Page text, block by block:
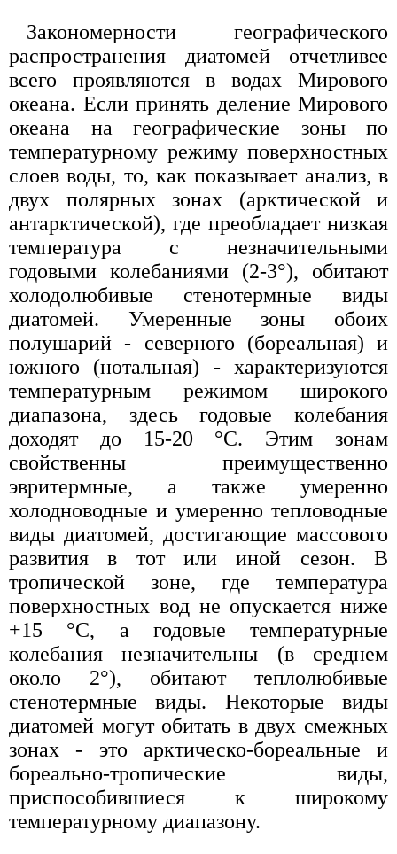
Закономерности географического
распространения диатомей отчетливее
всего проявляются в водах Мирового
океана. Если принять деление Мирового
океана на географические зоны по
температурному режиму поверхностных
слоев воды, то, как показывает анализ, в
двух полярных зонах (арктической и
антарктической), где преобладает низкая
температура с незначительными
годовыми колебаниями (2-3°), обитают
холодолюбивые стенотермные виды
диатомей. Умеренные зоны обоих
полушарий - северного (бореальная) и
южного (нотальная) - характеризуются
температурным режимом широкого
диапазона, здесь годовые колебания
доходят до 15-20 °С. Этим зонам
свойственны преимущественно
эвритермные, а также умеренно
холодноводные и умеренно тепловодные
виды диатомей, достигающие массового
развития в тот или иной сезон. В
тропической зоне, где температура
поверхностных вод не опускается ниже
+15 °С, а годовые температурные
колебания незначительны (в среднем
около 2°), обитают теплолюбивые
стенотермные виды. Некоторые виды
диатомей могут обитать в двух смежных
зонах - это арктическо-бореальные и
бореально-тропические виды,
приспособившиеся к широкому
температурному диапазону.